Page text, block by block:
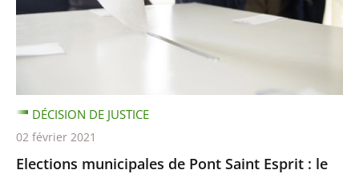
Elections municipales de Pont Saint Esprit : le
DÉCISION DE JUSTICE
02 février 2021